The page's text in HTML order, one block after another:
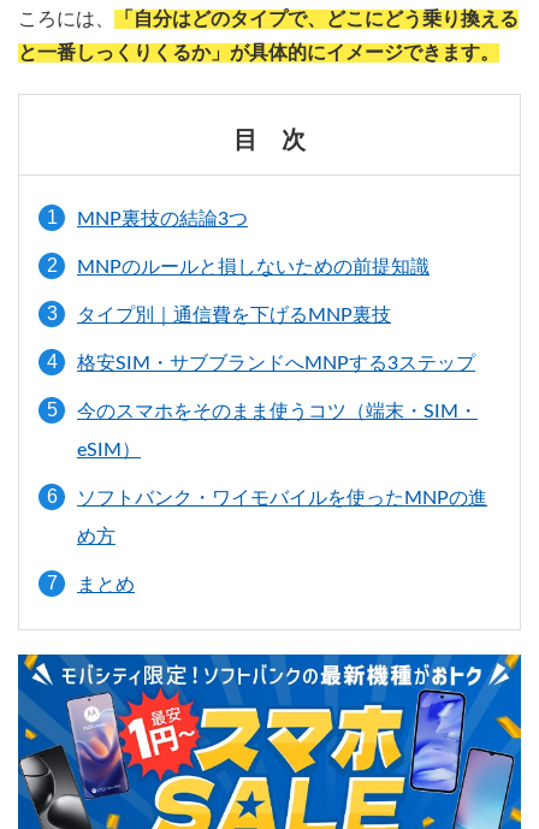
ころには、
「自分はどのタイプで、どこにどう乗り換える
と一番しっくりくるか」が具体的にイメージできます。
目 次
MNP裏技の結論3つ
MNPのルールと損しないための前提知識
タイプ別｜通信費を下げるMNP裏技
格安SIM・サブブランドへMNPする3ステップ
今のスマホをそのまま使うコツ（端末・SIM・
eSIM）
ソフトバンク・ワイモバイルを使ったMNPの進
め方
まとめ